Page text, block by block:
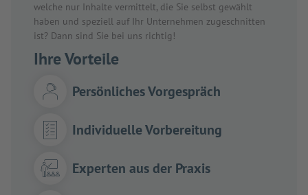
welche nur Inhalte vermittelt, die Sie selbst gewählt
haben und speziell auf Ihr Unternehmen zugeschnitten
ist? Dann sind Sie bei uns richtig!
Ihre Vorteile
Persönliches Vorgespräch
Individuelle Vorbereitung
Experten aus der Praxis